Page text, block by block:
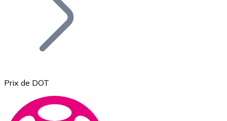
Bitcoin
Prix de DOT